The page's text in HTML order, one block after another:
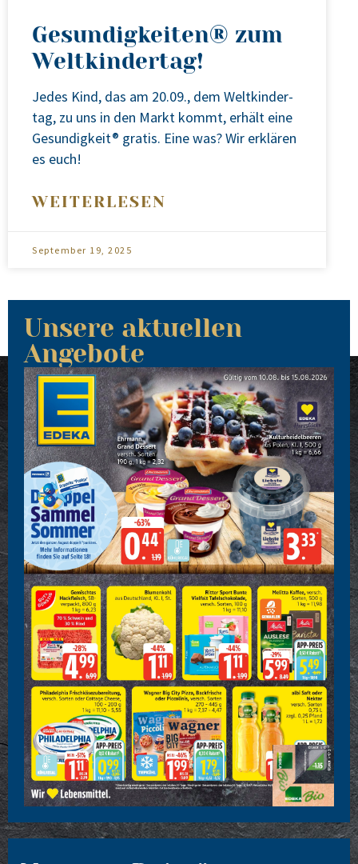
Gesundigkeiten® zum
Weltkindertag!
Jedes Kind, das am 20.09., dem Welt­kin­der­
tag, zu uns in den Markt kommt, erhält eine
Gesun­dig­keit® gra­tis. Eine was? Wir erklä­ren
es euch!
WEITERLESEN
September 19, 2025
Unsere aktuellen
Angebote